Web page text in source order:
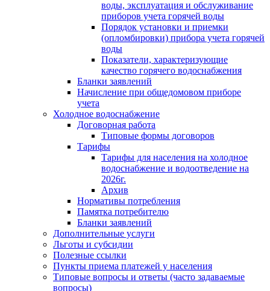
воды, эксплуатация и обслуживание
приборов учета горячей воды
Порядок установки и приемки
(опломбировки) прибора учета горячей
воды
Показатели, характеризующие
качество горячего водоснабжения
Бланки заявлений
Начисление при общедомовом приборе
учета
Холодное водоснабжение
Договорная работа
Типовые формы договоров
Тарифы
Тарифы для населения на холодное
водоснабжение и водоотведение на
2026г.
Архив
Нормативы потребления
Памятка потребителю
Бланки заявлений
Дополнительные услуги
Льготы и субсидии
Полезные ссылки
Пункты приема платежей у населения
Типовые вопросы и ответы (часто задаваемые
вопросы)